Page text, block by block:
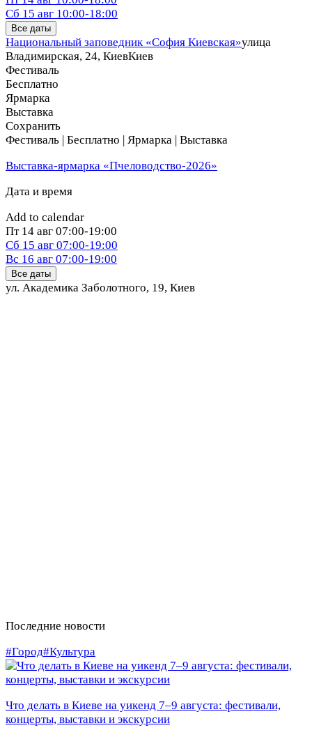
Сб 15 авг 10:00-18:00
Все даты
Национальный заповедник «София Киевская»улица
Владимирская, 24, КиевКиев
Фестиваль
Бесплатно
Ярмарка
Выставка
Сохранить
Фестиваль | Бесплатно | Ярмарка | Выставка
Выставка-ярмарка «Пчеловодство-2026»
Дата и время
Add to calendar
Пт 14 авг 07:00-19:00
Сб 15 авг 07:00-19:00
Вс 16 авг 07:00-19:00
Все даты
ул. Академика Заболотного, 19, Киев
Последние новости
#Город#Культура
Что делать в Киеве на уикенд 7–9 августа: фестивали,
концерты, выставки и экскурсии